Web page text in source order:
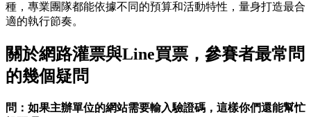
種，專業團隊都能依據不同的預算和活動特性，量身打造最合
適的執行節奏。
關於網路灌票與Line買票，參賽者最常問
的幾個疑問
問：如果主辦單位的網站需要輸入驗證碼，這樣你們還能幫忙